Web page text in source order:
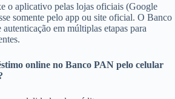
o aplicativo pelas lojas oficiais (Google
somente pelo app ou site oficial. O Banco
em múltiplas etapas para
online no Banco PAN pelo celular